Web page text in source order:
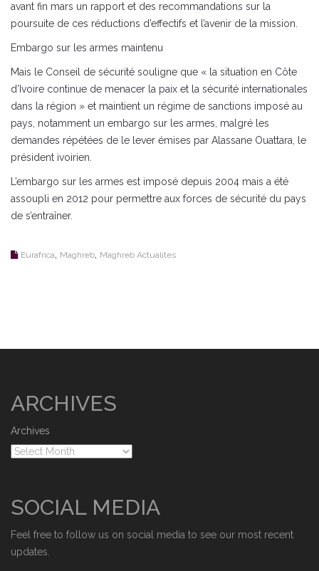
avant fin mars un rapport et des recommandations sur la
poursuite de ces réductions d’effectifs et l’avenir de la mission.
Embargo sur les armes maintenu
Mais le Conseil de sécurité souligne que « la situation en Côte
d’Ivoire continue de menacer la paix et la sécurité internationales
dans la région » et maintient un régime de sanctions imposé au
pays, notamment un embargo sur les armes, malgré les
demandes répétées de le lever émises par Alassane Ouattara, le
président ivoirien.
L’embargo sur les armes est imposé depuis 2004 mais a été
assoupli en 2012 pour permettre aux forces de sécurité du pays
de s’entraîner.
Eurafrica Maghreb Maghreb Actualites
ARCHIVES
Archives
SOCIAL MEDIA
Feel free to follow us on social media to see our most recent
updates.